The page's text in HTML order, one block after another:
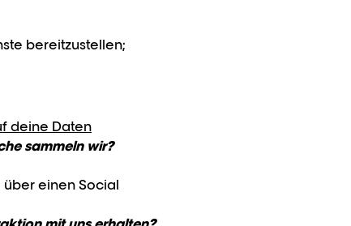
bereitzustellen;
deine Daten
sammeln wir?
über einen Social